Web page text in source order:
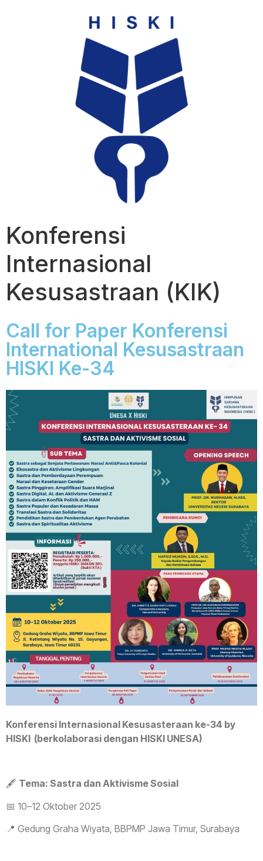
Konferensi
Internasional
Kesusastraan (KIK)
Call for Paper Konferensi
International Kesusastraan
HISKI Ke-34
Konferensi Internasional Kesusasteraan ke-34 by
HISKI (berkolaborasi dengan HISKI UNESA)
🖋️ Tema: Sastra dan Aktivisme Sosial
📅 10–12 Oktober 2025
📍 Gedung Graha Wiyata, BBPMP Jawa Timur, Surabaya